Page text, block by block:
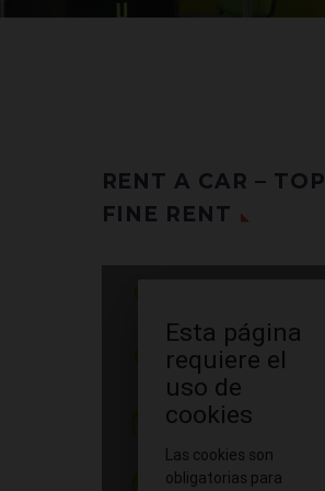
RENT A CAR – TOP
FINE RENT